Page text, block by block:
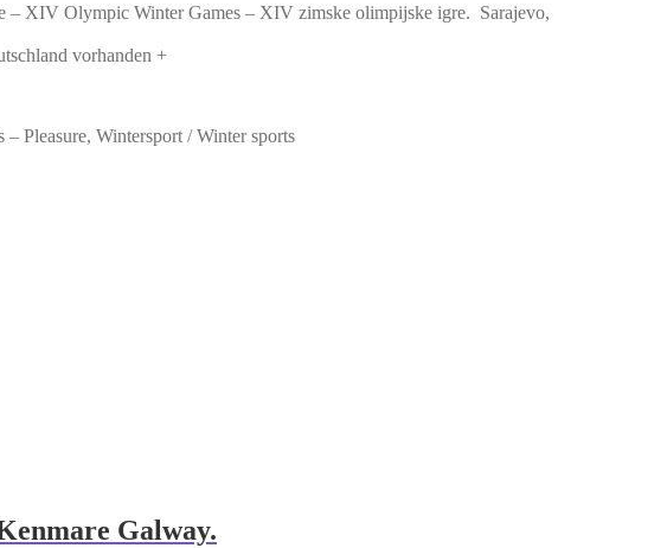
– XIV Olympic Winter Games – XIV zimske olimpijske igre. Sarajevo,
vorhanden +
Pleasure, Wintersport / Winter sports
Galway.